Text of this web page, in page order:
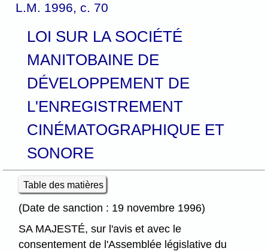
L.M. 1996, c. 70
LOI SUR LA SOCIÉTÉ
MANITOBAINE DE
DÉVELOPPEMENT DE
L'ENREGISTREMENT
CINÉMATOGRAPHIQUE ET
SONORE
Table des matières
(Date de sanction : 19 novembre 1996)
SA MAJESTÉ, sur l'avis et avec le
consentement de l'Assemblée législative du